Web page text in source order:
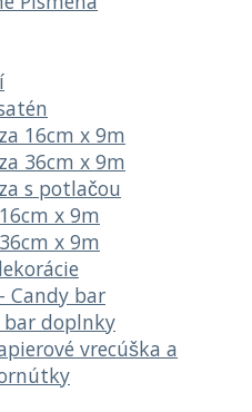
16cm x 9m
36cm x 9m
s potlačou
x 9m
x 9m
Candy bar
bar doplnky
vrecúška a